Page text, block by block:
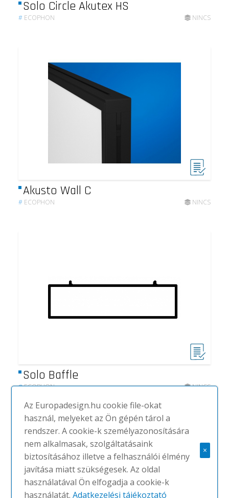
Solo Circle Akutex HS
# ECOPHON NINCS
Akusto Wall C
# ECOPHON NINCS
Solo Baffle
#ECOPHON NINCS
Az Europadesign.hu cookie file-okat
használ, melyeket az Ön gépén tárol a
rendszer. A cookie-k személyazonosítására
nem alkalmasak, szolgáltatásaink
biztosításához illetve a felhasználói élmény
javítása miatt szükségesek. Az oldal
használatával Ön elfogadja a cookie-k
használatát.Adatkezelési tájékoztató
×